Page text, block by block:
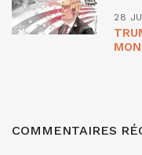
28
COMMENTAIRES